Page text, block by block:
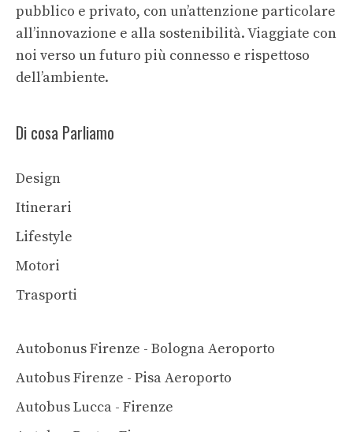
pubblico e privato, con un’attenzione particolare
all’innovazione e alla sostenibilità. Viaggiate con
noi verso un futuro più connesso e rispettoso
dell’ambiente.
Di cosa Parliamo
Design
Itinerari
Lifestyle
Motori
Trasporti
Autobonus Firenze - Bologna Aeroporto
Autobus Firenze - Pisa Aeroporto
Autobus Lucca - Firenze